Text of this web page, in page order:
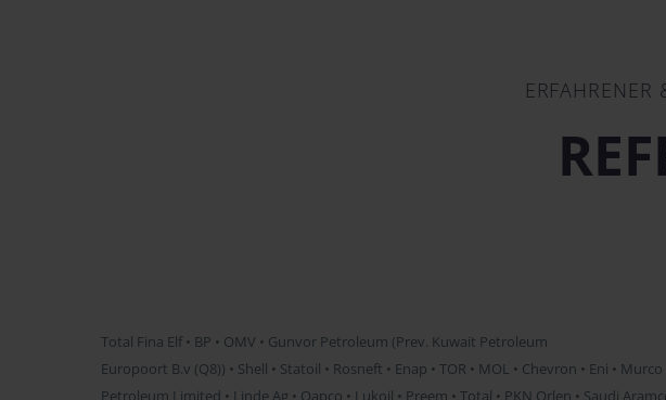
ERFAHRENER
Total Fina Elf • BP • OMV • Gunvor Petroleum (Prev. Kuwait Petroleum
Europoort B.v (Q8)) • Shell • Statoil • Rosneft • Enap • TOR • MOL • Chevron • Eni • Murco
Petroleum Limited • Linde Ag • Qapco • Lukoil • Preem • Total • PKN Orlen • Saudi